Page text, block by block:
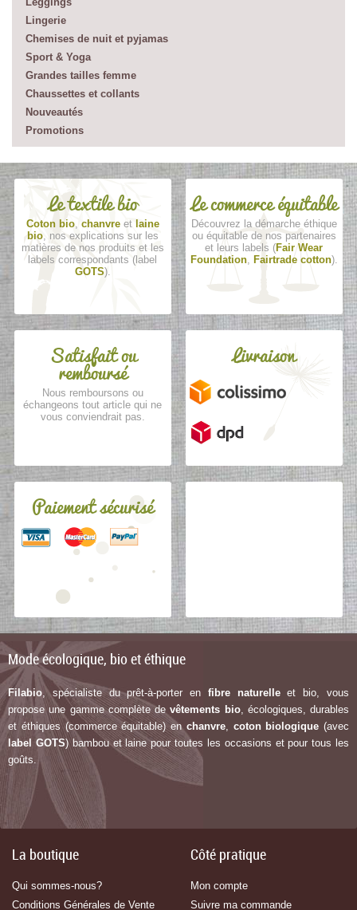
Lingerie
Chemises de nuit et pyjamas
Sport & Yoga
Grandes tailles femme
Chaussettes et collants
Nouveautés
Promotions
Le textile bio
Coton bio, chanvreet laine
bio, nos explications sur les
matières de nos produits et les
labels correspondants (label
GOTS).
Le commerce équitable
Découvrez la démarche éthique
ou équitable de nos partenaires
et leurs labels (Fair Wear
Foundation, Fairtrade cotton).
Satisfait ou
remboursé
Nous remboursons ou
échangeons tout article qui ne
vous conviendrait pas.
Livraison
Paiement sécurisé
Mode écologique, bio et éthique
Filabio , spécialiste du prêt-à-porter en fibre naturelleet bio, vous
propose une gamme complète devêtements bio, écologiques, durables
et éthiques (commerce équitable) en chanvre, coton biologique (avec
label GOTS) bambou et laine pour toutes les occasions et pour tous les
goûts.
La boutique
Qui sommes-nous?
Conditions Générales de Vente
Côté pratique
Mon compte
Suivre ma commande